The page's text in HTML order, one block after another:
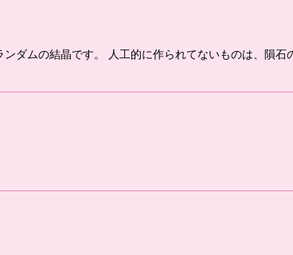
ムの結晶です。 人工的に作られてないものは、隕石